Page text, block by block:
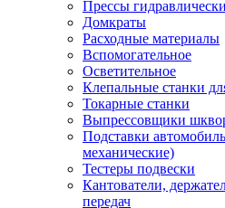
Прессы
Домкраты
Расходные материалы
Вспомогательное
Осветительное
Клепальные станки
Токарные станки
Выпрессовщики
Подставки
механические)
Тестеры подвески
Кантователи,
передач